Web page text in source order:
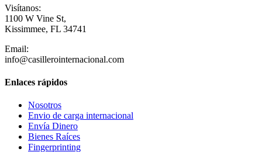
Visítanos:
1100 W Vine St,
Kissimmee, FL 34741
Email:
info@casillerointernacional.com
Enlaces rápidos
Nosotros
Envio de carga internacional
Envía Dinero
Bienes Raíces
Fingerprinting